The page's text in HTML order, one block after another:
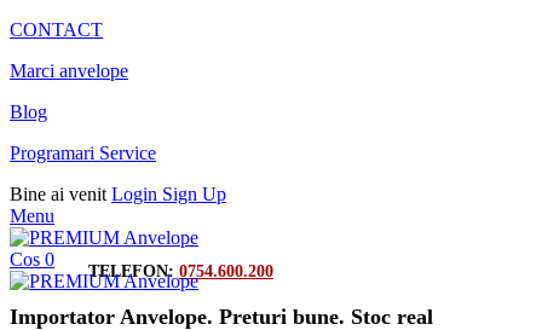
CONTACT
Marci anvelope
Blog
Programari Service
Bine ai venit Login Sign Up
Menu
Cos 0
TELEFON: 0754.600.200
Importator Anvelope. Preturi bune. Stoc real